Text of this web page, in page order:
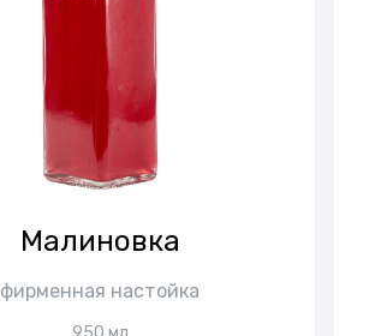
Малиновка
фирменная настойка